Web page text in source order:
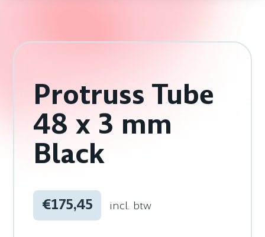
Protruss Tube
48 x 3 mm
Black
€175,45 incl. btw